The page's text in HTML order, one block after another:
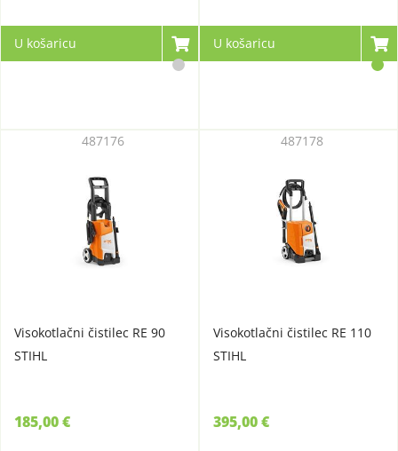
U košaricu U košaricu
Visokotlačni čistilec RE 90
STIHL
487176
185,00 €
Visokotlačni čistilec RE 110
STIHL
487178
395,00 €